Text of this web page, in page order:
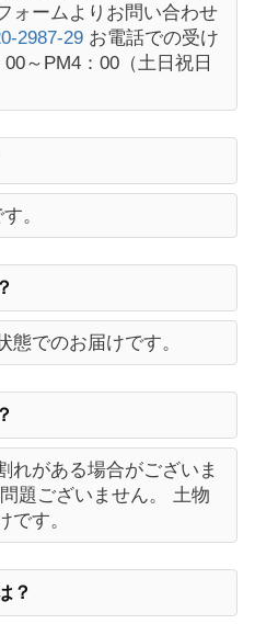
ォームよりお問い合わせ
2987-29 お電話での受け
～PM4：00（土日祝日
。
態でのお届けです。
れがある場合がございま
題ございません。 土物
です。
？